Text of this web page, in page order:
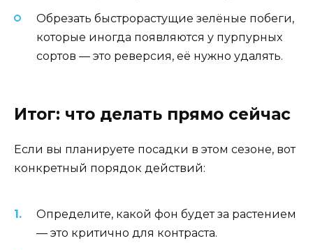
Обрезать быстрорастущие зелёные побеги,
которые иногда появляются у пурпурных
сортов — это реверсия, её нужно удалять.
Итог: что делать прямо сейчас
Если вы планируете посадки в этом сезоне, вот
конкретный порядок действий:
Определите, какой фон будет за растением
— это критично для контраста.